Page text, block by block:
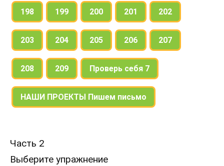
198 199 200 201 202
203 204 205 206 207
208 209 Проверь себя 7
НАШИ ПРОЕКТЫ Пишем письмо
Часть 2
Выберите упражнение